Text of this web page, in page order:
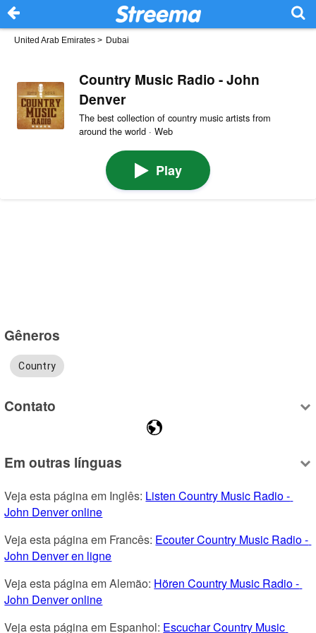
United Arab Emirates > Dubai
Country Music Radio - John
Denver
The best collection of country music artists from
around the world · Web
Play
Gêneros
Country
Contato
Em outras línguas
Veja esta página em Inglês: Listen Country Music Radio -
John Denver online
Veja esta página em Francês: Ecouter Country Music Radio -
John Denver en ligne
Veja esta página em Alemão: Hören Country Music Radio -
John Denver online
Veja esta página em Espanhol: Escuchar Country Music